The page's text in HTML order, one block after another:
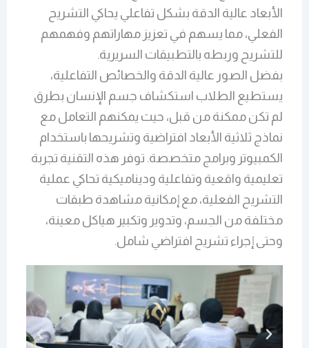
الأبعاد عالية الدقة بشكل تفاعلي يحاكي التشريح
الفعلي، مما يسهم في تعزيز مهاراتهم وفهمهم
للتشريح وربطه بالتطبيقات السريرية.
بفضل الصور عالية الدقة والخصائص التفاعلية،
يستطيع الطلاب استكشاف جسم الإنسان بطرق
لم تكن ممكنة من قبل، حيث يمكنهم التعامل مع
نماذج ثلاثية الأبعاد افتراضية وتشريحها باستخدام
الكمبيوتر وبرامج متخصصة. توفر هذه التقنية تجربة
تعليمية واقعية وتفاعلية وديناميكية تحاكي عملية
التشريح الفعلية، مع إمكانية مشاهدة طبقات
مختلفة من الجسم، وتدوير وتكبير هياكل معينة،
وحتى إجراء تشريح افتراضي شامل.